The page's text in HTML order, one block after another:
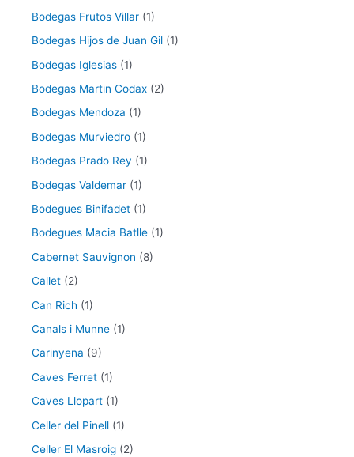
Bodegas Frutos Villar (1)
Bodegas Hijos de Juan Gil (1)
Bodegas Iglesias (1)
Bodegas Martin Codax (2)
Bodegas Mendoza (1)
Bodegas Murviedro (1)
Bodegas Prado Rey (1)
Bodegas Valdemar (1)
Bodegues Binifadet (1)
Bodegues Macia Batlle (1)
Cabernet Sauvignon (8)
Callet (2)
Can Rich (1)
Canals i Munne (1)
Carinyena (9)
Caves Ferret (1)
Caves Llopart (1)
Celler del Pinell (1)
Celler El Masroig (2)